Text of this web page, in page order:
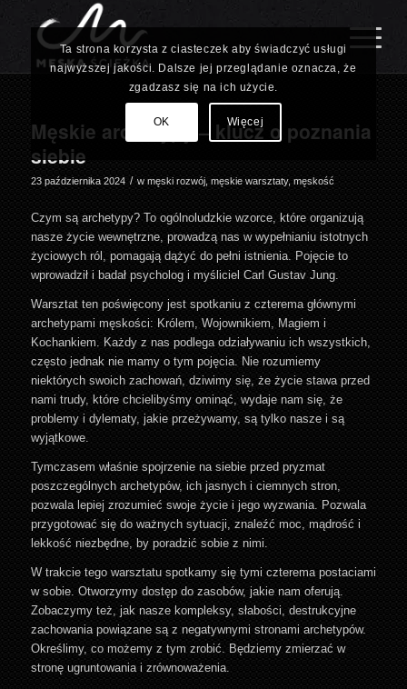
Męskie archetypy – klucz o poznania
siebie
23 października 2024 / w męski rozwój, męskie warsztaty, męskość
Czym są archetypy? To ogólnoludzkie wzorce, które organizują
nasze życie wewnętrzne, prowadzą nas w wypełnianiu istotnych
życiowych ról, pomagają dążyć do pełni istnienia. Pojęcie to
wprowadził i badał psycholog i myśliciel Carl Gustav Jung.
Warsztat ten poświęcony jest spotkaniu z czterema głównymi
archetypami męskości: Królem, Wojownikiem, Magiem i
Kochankiem. Każdy z nas podlega odziaływaniu ich wszystkich,
często jednak nie mamy o tym pojęcia. Nie rozumiemy
niektórych swoich zachowań, dziwimy się, że życie stawa przed
nami trudy, które chcielibyśmy ominąć, wydaje nam się, że
problemy i dylematy, jakie przeżywamy, są tylko nasze i są
wyjątkowe.
Tymczasem właśnie spojrzenie na siebie przed pryzmat
poszczególnych archetypów, ich jasnych i ciemnych stron,
pozwala lepiej zrozumieć swoje życie i jego wyzwania. Pozwala
przygotować się do ważnych sytuacji, znaleźć moc, mądrość i
lekkość niezbędne, by poradzić sobie z nimi.
W trakcie tego warsztatu spotkamy się tymi czterema postaciami
w sobie. Otworzymy dostęp do zasobów, jakie nam oferują.
Zobaczymy też, jak nasze kompleksy, słabości, destrukcyjne
zachowania powiązane są z negatywnymi stronami archetypów.
Określimy, co możemy z tym zrobić. Będziemy zmierzać w
stronę ugruntowania i zrównoważenia.
Ta strona korzysta z ciasteczek aby świadczyć usługi
najwyższej jakości. Dalsze jej przeglądanie oznacza, że
zgadzasz się na ich użycie.
OK Więcej